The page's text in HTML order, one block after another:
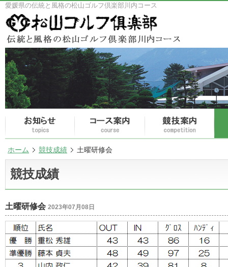
愛媛県の伝統と風格の松山ゴルフ倶楽部川内コース
ホーム 競技成績 土曜研修会
競技成績
土曜研修会 2023年07月08日